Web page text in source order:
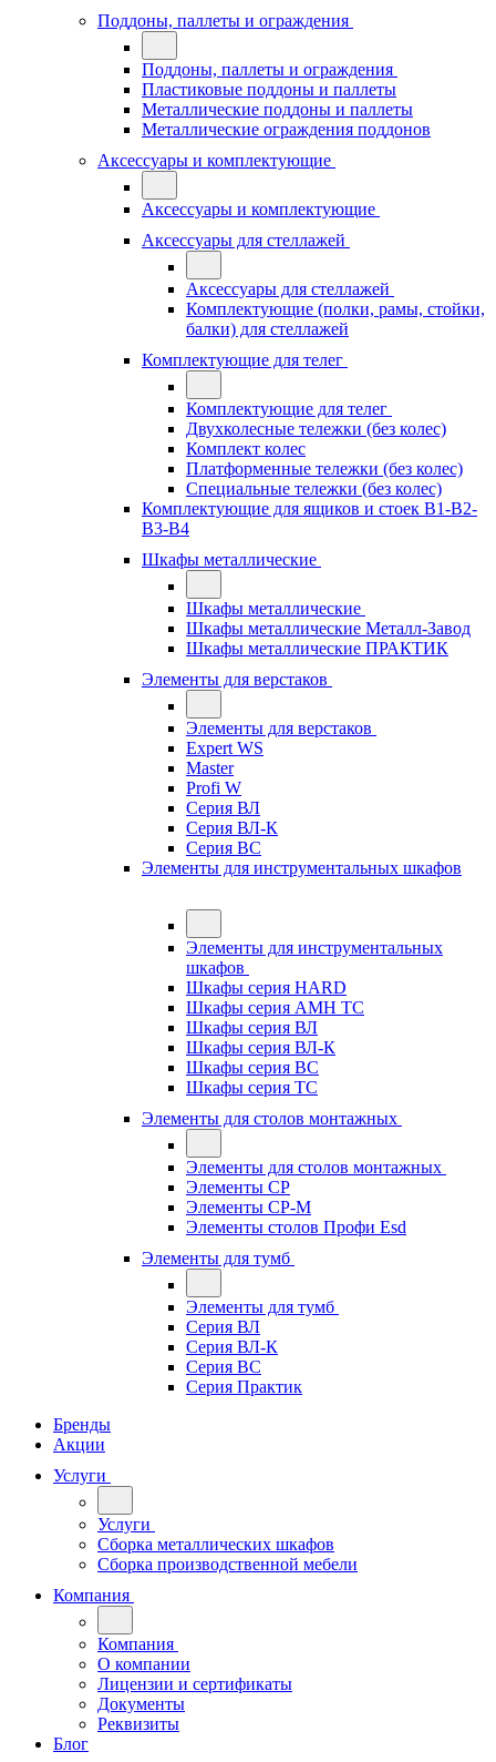
Поддоны, паллеты и ограждения
Поддоны, паллеты и ограждения
Пластиковые поддоны и паллеты
Металлические поддоны и паллеты
Металлические ограждения поддонов
Аксессуары и комплектующие
Аксессуары и комплектующие
Аксессуары для стеллажей
Аксессуары для стеллажей
Комплектующие (полки, рамы, стойки,
балки) для стеллажей
Комплектующие для телег
Комплектующие для телег
Двухколесные тележки (без колес)
Комплект колес
Платформенные тележки (без колес)
Специальные тележки (без колес)
Комплектующие для ящиков и стоек В1-В2-
В3-В4
Шкафы металлические
Шкафы металлические
Шкафы металлические Металл-Завод
Шкафы металлические ПРАКТИК
Элементы для верстаков
Элементы для верстаков
Expert WS
Master
Profi W
Серия ВЛ
Серия ВЛ-К
Серия ВС
Элементы для инструментальных шкафов
Элементы для инструментальных
шкафов
Шкафы серия HARD
Шкафы серия АМН ТС
Шкафы серия ВЛ
Шкафы серия ВЛ-К
Шкафы серия ВС
Шкафы серия ТС
Элементы для столов монтажных
Элементы для столов монтажных
Элементы СР
Элементы СР-М
Элементы столов Профи Esd
Элементы для тумб
Элементы для тумб
Серия ВЛ
Серия ВЛ-К
Серия ВС
Серия Практик
Бренды
Акции
Услуги
Услуги
Сборка металлических шкафов
Сборка производственной мебели
Компания
Компания
О компании
Лицензии и сертификаты
Документы
Реквизиты
Блог